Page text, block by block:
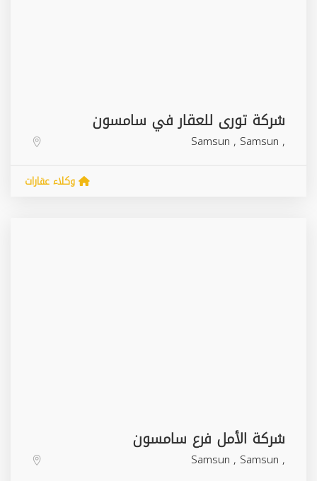
شركة تورى للعقار في سامسون
,
Samsun , Samsun
وكلاء عقارات
شركة الأمل فرع سامسون
,
Samsun , Samsun